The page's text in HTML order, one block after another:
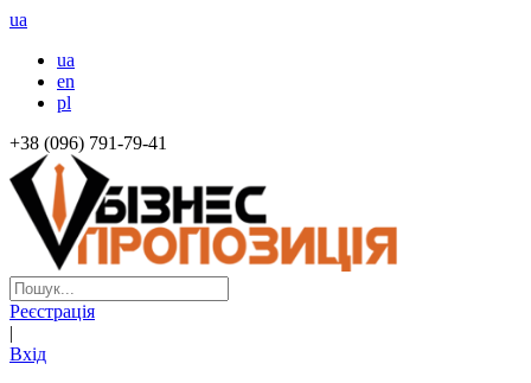
ua
ua
en
pl
+38 (096) 791-79-41
Реєстрація
|
Вхід